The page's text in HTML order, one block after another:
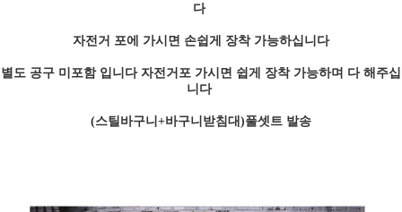
다
자전거 포에 가시면 손쉽게 장착 가능하십니다
별도 공구 미포함 입니다 자전거포 가시면 쉽게 장착 가능하며 다 해주십
니다
(스틸바구니+바구니받침대)풀셋트 발송